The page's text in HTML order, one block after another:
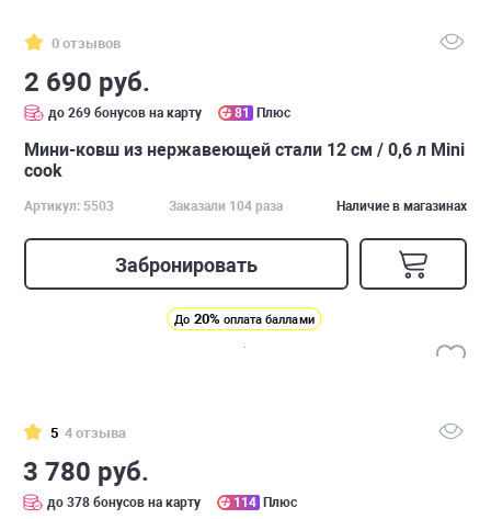
0 отзывов
2 690 руб.
до 269 бонусов на карту 81 Плюс
Мини-ковш из нержавеющей стали 12 см / 0,6 л Mini
cook
Артикул: 5503 Заказали 104 раза Наличие в магазинах
Забронировать
До 20% оплата баллами
5 4 отзыва
3 780 руб.
до 378 бонусов на карту 114 Плюс